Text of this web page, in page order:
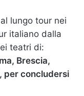
lungo tour nei
italiano dalla
teatri di:
Brescia,
per concludersi